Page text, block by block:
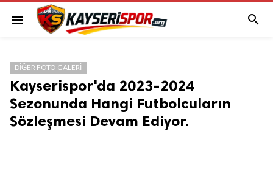
menu 
DIĞER FOTO GALERI
Kayserispor'da 2023-2024
Sezonunda Hangi Futbolcuların
Sözleşmesi Devam Ediyor.